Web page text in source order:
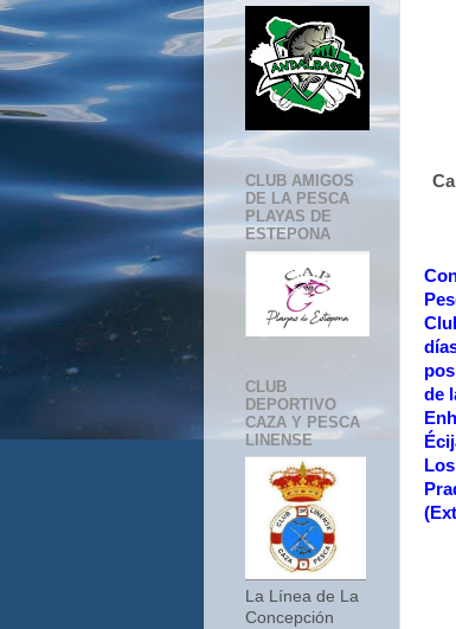
de
CLUB AMIGOS
DE LA PESCA
PLAYAS DE
ESTEPONA
CLUB
DEPORTIVO
CAZA Y PESCA
LINENSE
La Línea de La
Concepción